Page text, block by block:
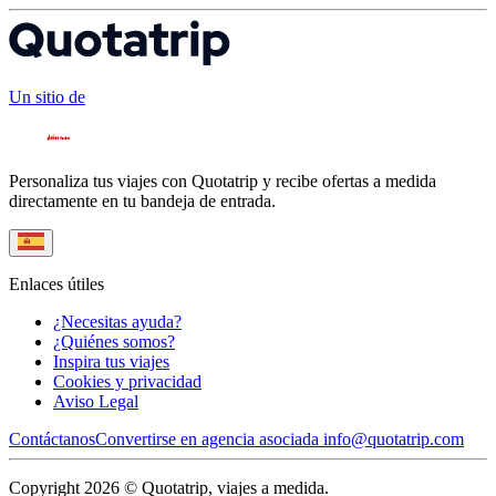
Un sitio de
Personaliza tus viajes con Quotatrip y recibe ofertas a medida
directamente en tu bandeja de entrada.
Enlaces útiles
¿Necesitas ayuda?
¿Quiénes somos?
Inspira tus viajes
Cookies y privacidad
Aviso Legal
ContáctanosConvertirse en agencia asociada info@quotatrip.com
Copyright 2026 © Quotatrip, viajes a medida.